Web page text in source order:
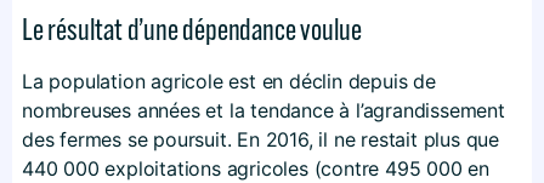
Le résultat d’une dépendance voulue
La population agricole est en déclin depuis de
nombreuses années et la tendance à l’agrandissement
des fermes se poursuit. En 2016, il ne restait plus que
440 000 exploitations agricoles (contre 495 000 en